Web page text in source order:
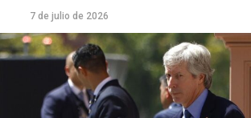
7 de julio de 2026